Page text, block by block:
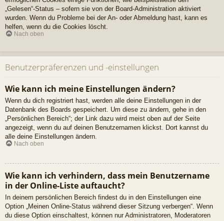
„Gelesen“-Status – sofern sie von der Board-Administration aktiviert
wurden. Wenn du Probleme bei der An- oder Abmeldung hast, kann es
helfen, wenn du die Cookies löscht.
Nach oben
Benutzerpräferenzen und -einstellungen
Wie kann ich meine Einstellungen ändern?
Wenn du dich registriert hast, werden alle deine Einstellungen in der
Datenbank des Boards gespeichert. Um diese zu ändern, gehe in den
„Persönlichen Bereich“; der Link dazu wird meist oben auf der Seite
angezeigt, wenn du auf deinen Benutzernamen klickst. Dort kannst du
alle deine Einstellungen ändern.
Nach oben
Wie kann ich verhindern, dass mein Benutzername
in der Online-Liste auftaucht?
In deinem persönlichen Bereich findest du in den Einstellungen eine
Option „Meinen Online-Status während dieser Sitzung verbergen“. Wenn
du diese Option einschaltest, können nur Administratoren, Moderatoren